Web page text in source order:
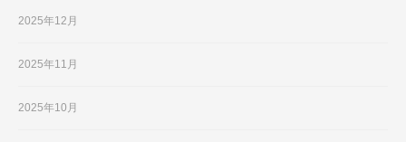
2025年12月
2025年11月
2025年10月